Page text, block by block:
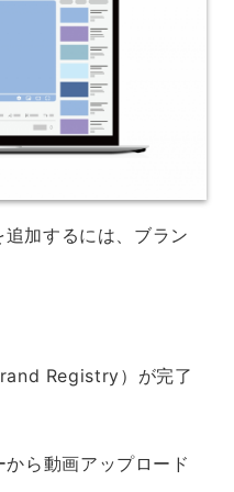
加するには、ブラン
Registry）が完了
から動画アップロード